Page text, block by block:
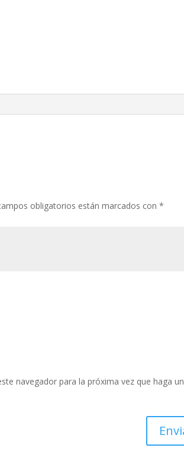
obligatorios están marcados con*
navegador para la próxima vez que haga un